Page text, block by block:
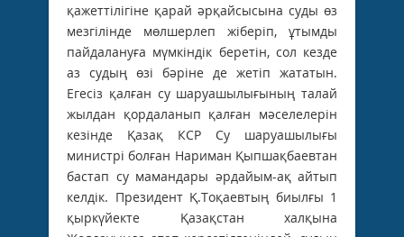
қажеттілігіне қарай әрқайсысына суды өз
мезгілінде мөлшерлеп жіберіп, ұтымды
пайдалануға мүмкіндік беретін, сол кезде
аз судың өзі бәріне де жетіп жататын.
Егесіз қалған су шаруашылығының талай
жылдан қордаланып қалған мәселелерін
кезінде Қазақ КСР Су шаруашылығы
министрі болған Нариман Қыпшақбаевтан
бастап су мамандары әрдайым-ақ айтып
келдік. Президент Қ.Тоқаевтың биылғы 1
қыркүйекте Қазақстан халқына